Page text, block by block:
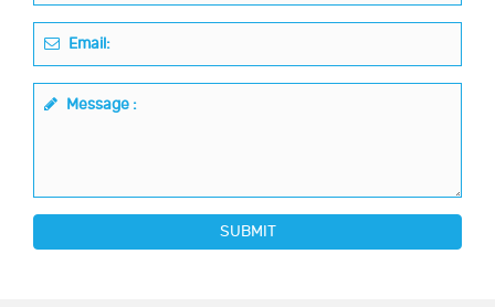
Email:
Message :
SUBMIT